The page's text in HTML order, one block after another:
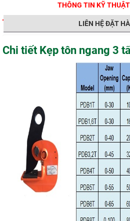
THÔNG TIN KỸ
LIÊN HỆ ĐẶT
Chi tiết Kẹp tôn ngang 3